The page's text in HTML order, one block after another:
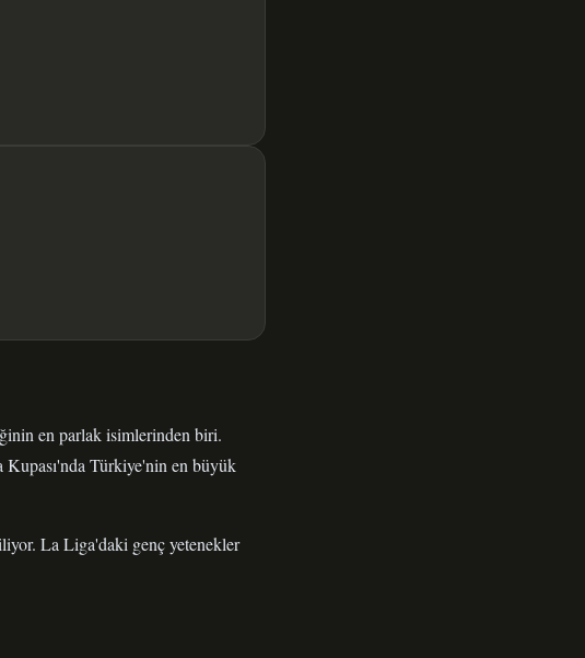
en parlak isimlerinden biri.
Türkiye'nin en büyük
La Liga'daki genç yetenekler